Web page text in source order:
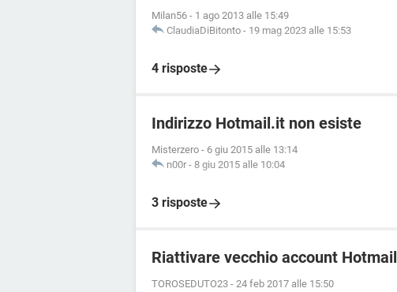
Milan56 - 1 ago 2013 alle 15:49
ClaudiaDiBitonto - 19 mag 2023 alle 15:53
4 risposte
Indirizzo Hotmail.it non esiste
Misterzero - 6 giu 2015 alle 13:14
n00r - 8 giu 2015 alle 10:04
3 risposte
Riattivare vecchio account Hotmail
TOROSEDUTO23 - 24 feb 2017 alle 15:50